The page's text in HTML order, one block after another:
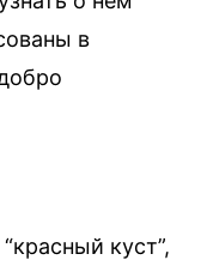
в
куст”,